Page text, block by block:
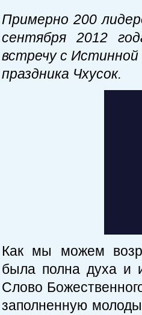
Примерно 200
сентября 2012
встречу с
праздника Чхусок.
Как мы можем
была полна духа и
Слово
заполненную